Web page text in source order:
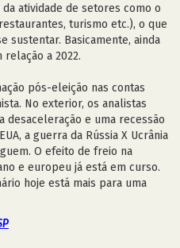
atividade de setores como o
turismo etc.), o que
sustentar. Basicamente, ainda
a 2022.
pós-eleição nas contas
No exterior, os analistas
e uma recessão
a guerra da Rússia X Ucrânia
O efeito de freio na
e europeu já está em curso.
hoje está mais para uma